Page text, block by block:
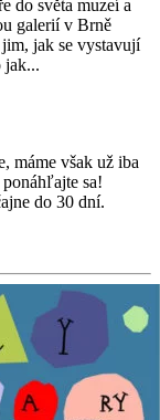
do světa muzeí a
galerií v Brně
jak se vystavují
jak...
máme však už iba
sa!
do 30 dní.